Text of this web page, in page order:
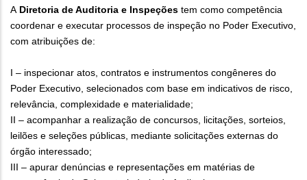
A Diretoria de Auditoria e Inspeções tem como competência
coordenar e executar processos de inspeção no Poder Executivo,
com atribuições de:
I – inspecionar atos, contratos e instrumentos congêneres do
Poder Executivo, selecionados com base em indicativos de risco,
relevância, complexidade e materialidade;
II – acompanhar a realização de concursos, licitações, sorteios,
leilões e seleções públicas, mediante solicitações externas do
órgão interessado;
III – apurar denúncias e representações em matérias de